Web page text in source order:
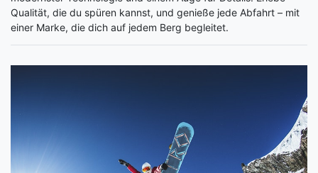
Qualität, die du spüren kannst, und genieße jede Abfahrt – mit
einer Marke, die dich auf jedem Berg begleitet.